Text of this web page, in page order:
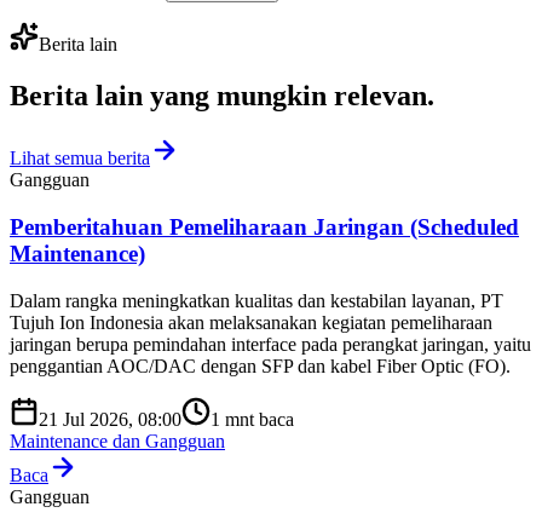
Berita lain
Berita lain yang mungkin relevan.
Lihat semua berita
Gangguan
Pemberitahuan Pemeliharaan Jaringan (Scheduled
Maintenance)
Dalam rangka meningkatkan kualitas dan kestabilan layanan, PT
Tujuh Ion Indonesia akan melaksanakan kegiatan pemeliharaan
jaringan berupa pemindahan interface pada perangkat jaringan, yaitu
penggantian AOC/DAC dengan SFP dan kabel Fiber Optic (FO).
21 Jul 2026, 08:00 1 mnt baca
Maintenance dan Gangguan
Baca
Gangguan